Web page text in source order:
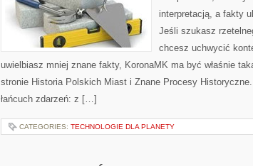
interpretacją, a fakty
Jeśli szukasz
chcesz uchwycić
uwielbiasz mniej znane fakty, KoronaMK ma być właśnie
stronie Historia Polskich Miast i Znane Procesy
łańcuch zdarzeń: z […]
CATEGORIES: TECHNOLOGIE DLA PLANETY